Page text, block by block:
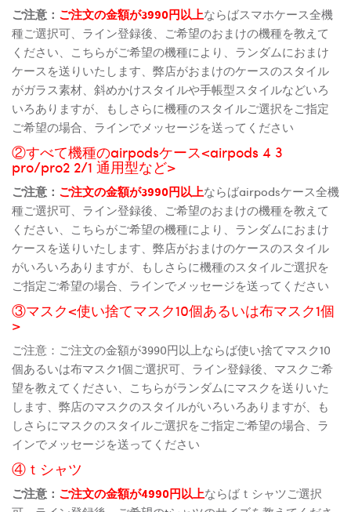
ご注意： ご注文の金額が3990円以上ならばスマホケース全機
種ご選択可、ライン登録後、ご希望のおまけの機種を教えて
ください、こちらがご希望の機種により、ランダムにおまけ
ケースを送りいたします、弊店がおまけのケースのスタイル
がガラス素材、斜めかけスタイルや手帳型スタイルなどいろ
いろありますが、もしさらに機種のスタイルご選択をご指定
ご希望の場合、ラインでメッセージを送ってください
②すべて機種のairpodsケース<airpods 4 3
pro/pro2 2/1 通用型など>
ご注意： ご注文の金額が3990円以上ならばairpodsケース全機
種ご選択可、ライン登録後、ご希望のおまけの機種を教えて
ください、こちらがご希望の機種により、ランダムにおまけ
ケースを送りいたします、弊店がおまけのケースのスタイル
がいろいろありますが、もしさらに機種のスタイルご選択を
ご指定ご希望の場合、ラインでメッセージを送ってください
③マスク<使い捨てマスク10個あるいは布マスク1個
>
ご注意：ご注文の金額が3990円以上ならば使い捨てマスク10
個あるいは布マスク1個ご選択可、ライン登録後、マスクご希
望を教えてください、こちらがランダムにマスクを送りいた
します、弊店のマスクのスタイルがいろいろありますが、も
しさらにマスクのスタイルご選択をご指定ご希望の場合、ラ
インでメッセージを送ってください
④ｔシャツ
ご注意： ご注文の金額が4990円以上ならばｔシャツご選択